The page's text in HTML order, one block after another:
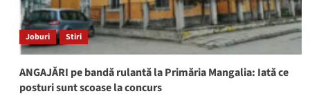
Joburi Stiri
ANGAJĂRI pe bandă rulantă la Primăria Mangalia: Iată ce
posturi sunt scoase la concurs